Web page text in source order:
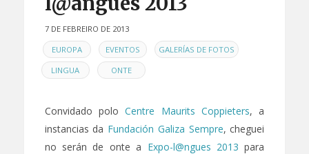
7 DE FEBREIRO DE 2013
EN
EUROPA , EVENTOS , GALERÍAS DE FOTOS ,
LINGUA , ONTE
Convidado poloCentre Maurits Coppieters, a
instancias da Fundación Galiza Sempre, cheguei
no serán de onte a Expo-l@ngues 2013 para